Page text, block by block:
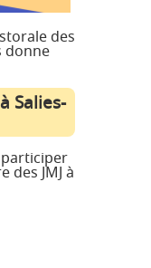
des
donne
à Salies-
participer
des JMJ à